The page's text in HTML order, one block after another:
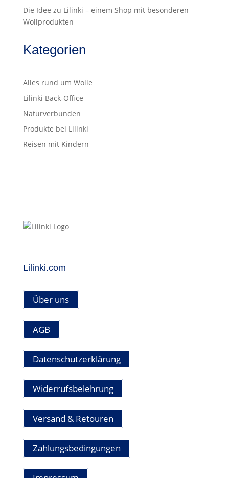
Die Idee zu Lilinki – einem Shop mit besonderen
Wollprodukten
Kategorien
Alles rund um Wolle
Lilinki Back-Office
Naturverbunden
Produkte bei Lilinki
Reisen mit Kindern
Lilinki.com
Über uns
AGB
Datenschutzerklärung
Widerrufsbelehrung
Versand & Retouren
Zahlungsbedingungen